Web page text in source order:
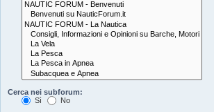
Cerca nei subforum:
Sì
No